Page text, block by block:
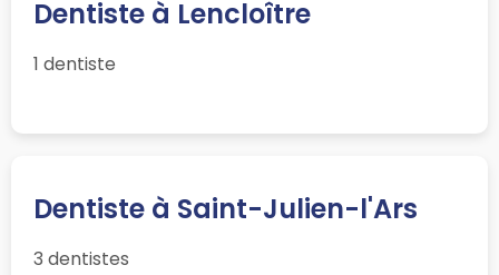
Dentiste à Lencloître
1 dentiste
Dentiste à Saint-Julien-l'Ars
3 dentistes